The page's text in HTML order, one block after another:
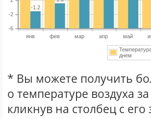
янв фев мар апр май
-6
-2
-1.2
днем
* Вы можете получить
о температуре воздуха
кликнув на столбец с